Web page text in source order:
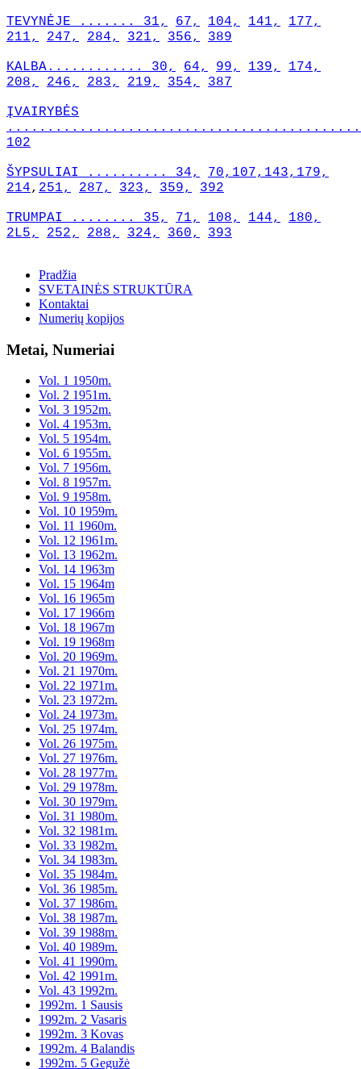
TEVYNĖJE ....... 31, 67, 104, 141,
177,
211,
247, 284, 321, 356, 389
KALBA............ 30, 64, 99, 139,
174,
208,
246, 283, 219, 354, 387
ĮVAIRYBĖS
102
ŠYPSULIAI .......... 34, 70, 107, 143, 179,
214, 251, 287, 323, 359, 392
TRUMPAI ........ 35, 71, 108, 144,
180,
2L5,
252, 288, 324, 360, 393
Pradžia
SVETAINĖS STRUKTŪRA
Kontaktai
Numerių kopijos
Metai, Numeriai
Vol. 1 1950m.
Vol. 2 1951m.
Vol. 3 1952m.
Vol. 4 1953m.
Vol. 5 1954m.
Vol. 6 1955m.
Vol. 7 1956m.
Vol. 8 1957m.
Vol. 9 1958m.
Vol. 10 1959m.
Vol. 11 1960m.
Vol. 12 1961m.
Vol. 13 1962m.
Vol. 14 1963m
Vol. 15 1964m
Vol. 16 1965m
Vol. 17 1966m
Vol. 18 1967m
Vol. 19 1968m
Vol. 20 1969m.
Vol. 21 1970m.
Vol. 22 1971m.
Vol. 23 1972m.
Vol. 24 1973m.
Vol. 25 1974m.
Vol. 26 1975m.
Vol. 27 1976m.
Vol. 28 1977m.
Vol. 29 1978m.
Vol. 30 1979m.
Vol. 31 1980m.
Vol. 32 1981m.
Vol. 33 1982m.
Vol. 34 1983m.
Vol. 35 1984m.
Vol. 36 1985m.
Vol. 37 1986m.
Vol. 38 1987m.
Vol. 39 1988m.
Vol. 40 1989m.
Vol. 41 1990m.
Vol. 42 1991m.
Vol. 43 1992m.
1992m. 1 Sausis
1992m. 2 Vasaris
1992m. 3 Kovas
1992m. 4 Balandis
1992m. 5 Gegužė